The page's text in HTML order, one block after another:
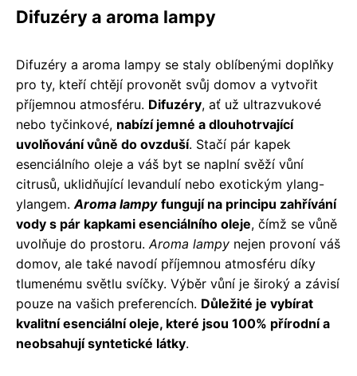
Difuzéry a aroma lampy
Difuzéry a aroma lampy se staly oblíbenými doplňky
pro ty, kteří chtějí provonět svůj domov a vytvořit
příjemnou atmosféru. Difuzéry, ať už ultrazvukové
nebo tyčinkové, nabízí jemné a dlouhotrvající
uvolňování vůně do ovzduší. Stačí pár kapek
esenciálního oleje a váš byt se naplní svěží vůní
citrusů, uklidňující levandulí nebo exotickým ylang-
ylangem. Aroma lampy fungují na principu zahřívání
vody s pár kapkami esenciálního oleje, čímž se vůně
uvolňuje do prostoru. Aroma lampy nejen provoní váš
domov, ale také navodí příjemnou atmosféru díky
tlumenému světlu svíčky. Výběr vůní je široký a závisí
pouze na vašich preferencích. Důležité je vybírat
kvalitní esenciální oleje, které jsou 100% přírodní a
neobsahují syntetické látky.